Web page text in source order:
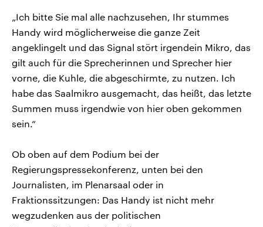
Audio-Archiv
„Ich bitte Sie mal alle nachzusehen, Ihr stummes
Handy wird möglicherweise die ganze Zeit
angeklingelt und das Signal stört irgendein Mikro, das
gilt auch für die Sprecherinnen und Sprecher hier
vorne, die Kuhle, die abgeschirmte, zu nutzen. Ich
habe das Saalmikro ausgemacht, das heißt, das letzte
Summen muss irgendwie von hier oben gekommen
sein.“
Ob oben auf dem Podium bei der
Regierungspressekonferenz, unten bei den
Journalisten, im Plenarsaal oder in
Fraktionssitzungen: Das Handy ist nicht mehr
wegzudenken aus der politischen